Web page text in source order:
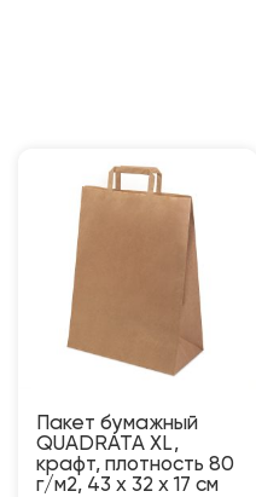
Пакет бумажный
QUADRATA XL,
крафт, плотность 80
г/м2, 43 x 32 x 17 cм